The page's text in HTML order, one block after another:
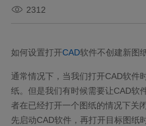
2312
如何设置打开CAD软件不创建新图
通常情况下，当我们打开CAD软件
纸。但是我们有时候需要让CAD软
者在已经打开一个图纸的情况下关
先启动CAD软件，再打开目标图纸